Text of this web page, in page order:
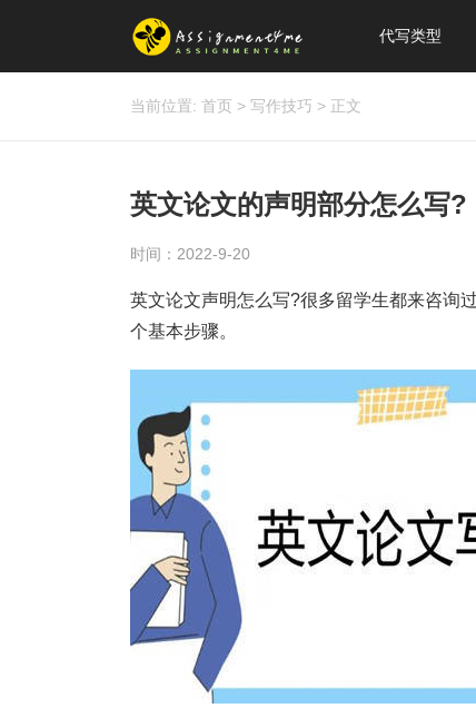
代写类型
当前位置: 首页 > 写作技巧 > 正文
英文论文的声明部分怎么写
时间：2022-9-20
英文论文声明怎么写?很多留学生都来咨询
个基本步骤。